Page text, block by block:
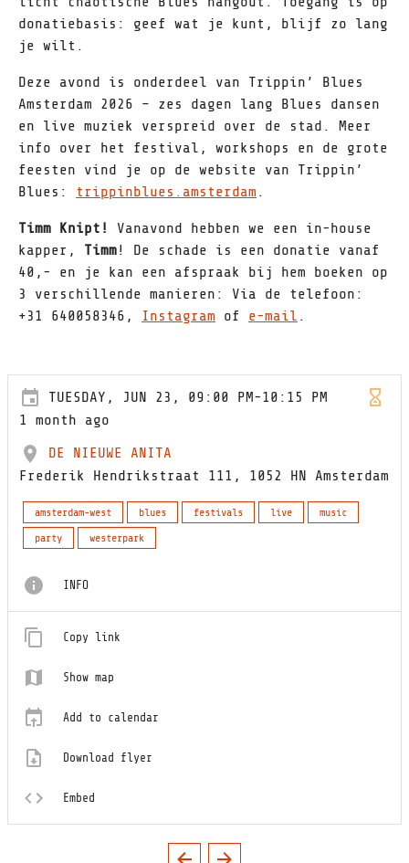
donatiebasis: geef wat je kunt, blijf zo lang
je wilt.
Deze avond is onderdeel van Trippin’ Blues
Amsterdam 2026 – zes dagen lang Blues dansen
en live muziek verspreid over de stad. Meer
info over het festival, workshops en de grote
feesten vind je op de website van Trippin’
Blues: trippinblues.amsterdam .
Timm Knipt! Vanavond hebben we een in-house
kapper, Timm! De schade is een donatie vanaf
40,- en je kan een afspraak bij hem boeken op
3 verschillende manieren: Via de telefoon:
+31 640058346,
Instagram of e-mail .
TUESDAY, JUN 23, 09:00 PM-10:15 PM
1 month ago
DE NIEUWE ANITA
Frederik Hendrikstraat 111, 1052 HN Amsterdam
amsterdam-west blues festivals live
music
party
westerpark
INFO
Copy link
Show map
Add to calendar
Download flyer
Embed